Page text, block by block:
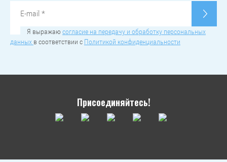
Я выражаю согласие на передачу и обработку персональных
данных в соответствии с Политикой конфиденциальности
Присоединяйтесь!